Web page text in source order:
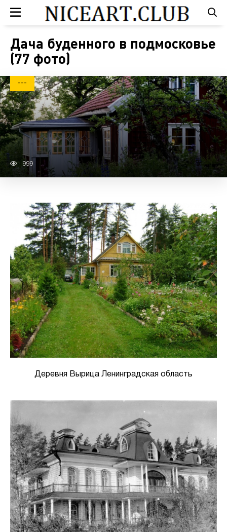
Дача буденного в подмосковье
(77 фото)
---
999
Деревня Вырица Ленинградская область